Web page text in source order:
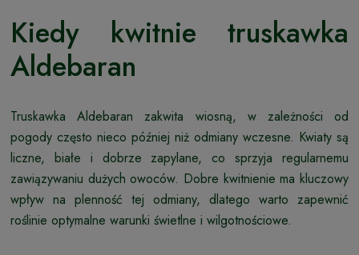
Kiedy kwitnie truskawka
Aldebaran
Truskawka Aldebaran zakwita wiosną, w zależności od
pogody często nieco później niż odmiany wczesne. Kwiaty są
liczne, białe i dobrze zapylane, co sprzyja regularnemu
zawiązywaniu dużych owoców. Dobre kwitnienie ma kluczowy
wpływ na plenność tej odmiany, dlatego warto zapewnić
roślinie optymalne warunki świetlne i wilgotnościowe.